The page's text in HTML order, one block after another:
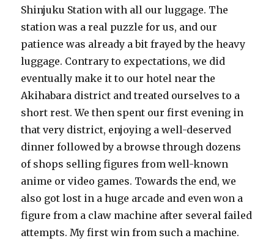
Shinjuku Station with all our luggage. The
station was a real puzzle for us, and our
patience was already a bit frayed by the heavy
luggage. Contrary to expectations, we did
eventually make it to our hotel near the
Akihabara district and treated ourselves to a
short rest. We then spent our first evening in
that very district, enjoying a well-deserved
dinner followed by a browse through dozens
of shops selling figures from well-known
anime or video games. Towards the end, we
also got lost in a huge arcade and even won a
figure from a claw machine after several failed
attempts. My first win from such a machine.